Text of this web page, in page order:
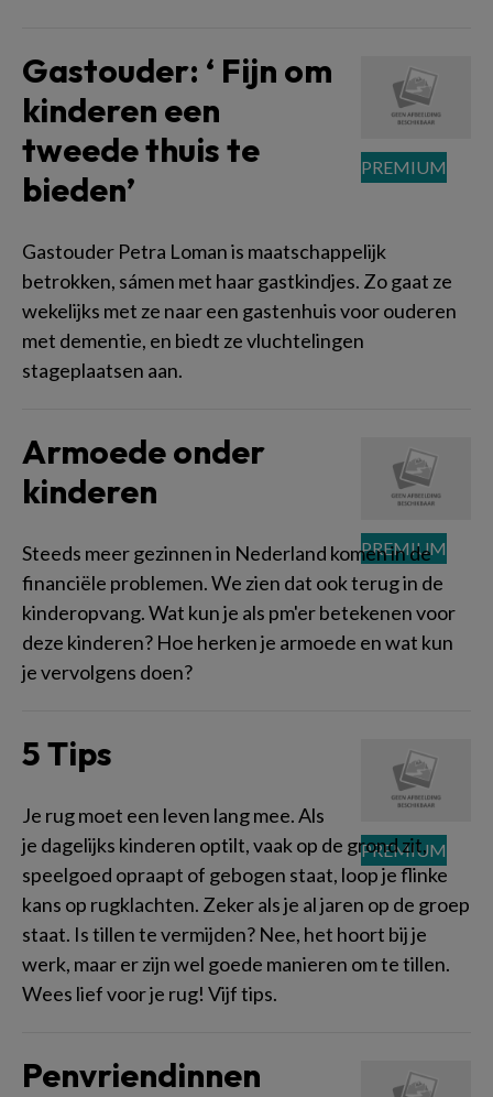
Gastouder: ‘ Fijn om
kinderen een
tweede thuis te
bieden’
Gastouder Petra Loman is maatschappelijk
betrokken, sámen met haar gastkindjes. Zo gaat ze
wekelijks met ze naar een gastenhuis voor ouderen
met dementie, en biedt ze vluchtelingen
stageplaatsen aan.
Armoede onder
kinderen
Steeds meer gezinnen in Nederland komen in de
financiële problemen. We zien dat ook terug in de
kinderopvang. Wat kun je als pm'er betekenen voor
deze kinderen? Hoe herken je armoede en wat kun
je vervolgens doen?
5 Tips
Je rug moet een leven lang mee. Als
je dagelijks kinderen optilt, vaak op de grond zit,
speelgoed opraapt of gebogen staat, loop je flinke
kans op rugklachten. Zeker als je al jaren op de groep
staat. Is tillen te vermijden? Nee, het hoort bij je
werk, maar er zijn wel goede manieren om te tillen.
Wees lief voor je rug! Vijf tips.
Penvriendinnen